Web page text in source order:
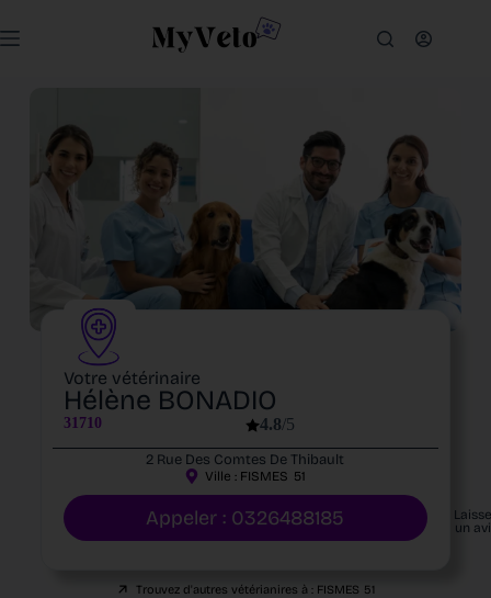
Votre vétérinaire
Hélène BONADIO
31710 4.8/5
2 Rue Des Comtes De Thibault
Ville : FISMES 51
Appeler : 0326488185
un
Trouvez d'autres vétérianires à : FISMES 51